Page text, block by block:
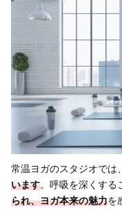
常温ヨガのスタジオでは
います。呼吸を深くする
られ、ヨガ本来の魅力を